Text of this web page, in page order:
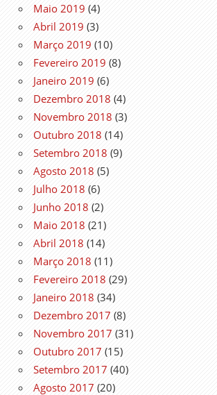
Maio 2019 (4)
Abril 2019 (3)
Março 2019 (10)
Fevereiro 2019 (8)
Janeiro 2019 (6)
Dezembro 2018 (4)
Novembro 2018 (3)
Outubro 2018 (14)
Setembro 2018 (9)
Agosto 2018 (5)
Julho 2018 (6)
Junho 2018 (2)
Maio 2018 (21)
Abril 2018 (14)
Março 2018 (11)
Fevereiro 2018 (29)
Janeiro 2018 (34)
Dezembro 2017 (8)
Novembro 2017 (31)
Outubro 2017 (15)
Setembro 2017 (40)
Agosto 2017 (20)